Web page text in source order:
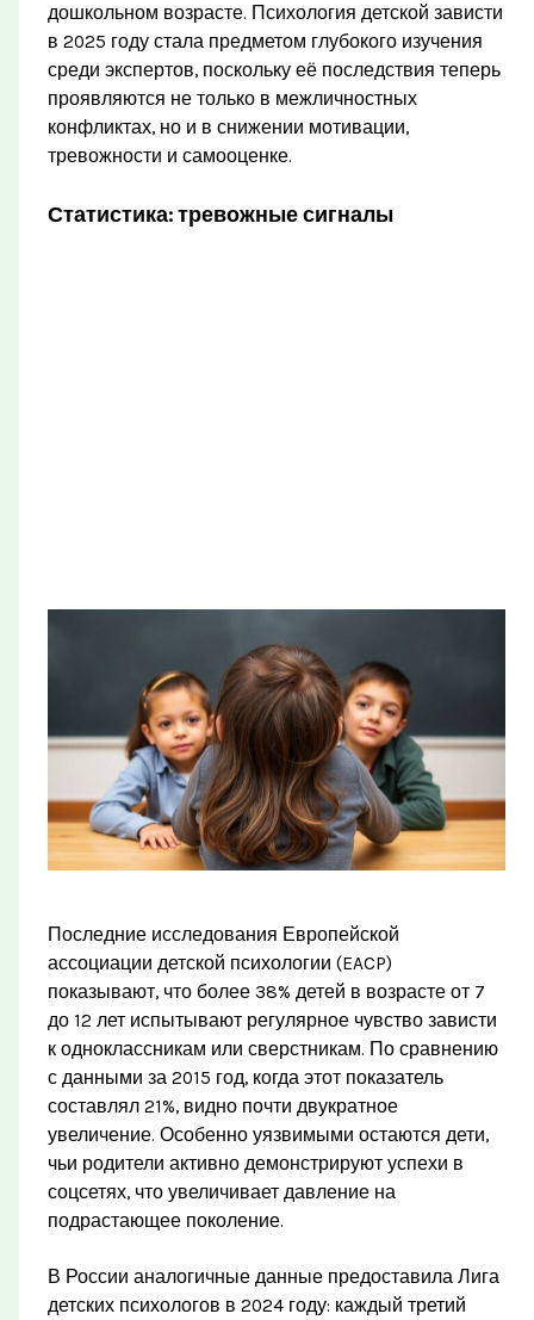
дошкольном возрасте. Психология детской зависти
в 2025 году стала предметом глубокого изучения
среди экспертов, поскольку её последствия теперь
проявляются не только в межличностных
конфликтах, но и в снижении мотивации,
тревожности и самооценке.
Статистика: тревожные сигналы
Последние исследования Европейской
ассоциации детской психологии (EACP)
показывают, что более 38% детей в возрасте от 7
до 12 лет испытывают регулярное чувство зависти
к одноклассникам или сверстникам. По сравнению
с данными за 2015 год, когда этот показатель
составлял 21%, видно почти двукратное
увеличение. Особенно уязвимыми остаются дети,
чьи родители активно демонстрируют успехи в
соцсетях, что увеличивает давление на
подрастающее поколение.
В России аналогичные данные предоставила Лига
детских психологов в 2024 году: каждый третий